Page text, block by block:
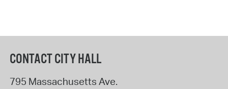
CONTACT CITY HALL
795 Massachusetts Ave.